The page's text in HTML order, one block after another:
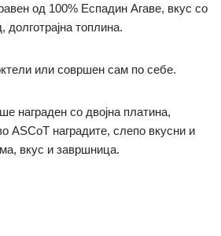
од 100% Еспадин Агаве, вкус со
долготрајна топлина.
или совршен сам по себе.
награден со двојна платина,
ASCoT наградите, слепо вкусни и
вкус и завршница.